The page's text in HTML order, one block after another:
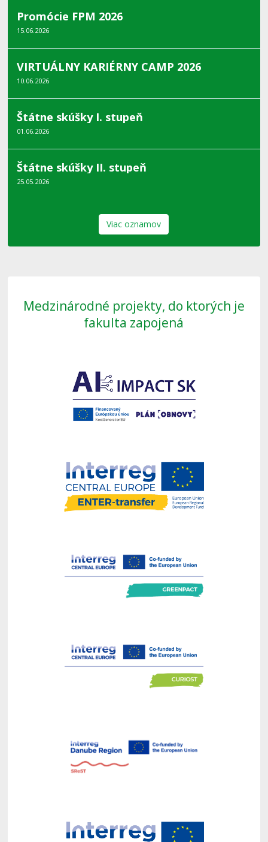
Promócie FPM 2026
15.06.2026
VIRTUÁLNY KARIÉRNY CAMP 2026
10.06.2026
Štátne skúšky I. stupeň
01.06.2026
Štátne skúšky II. stupeň
25.05.2026
Viac oznamov
Medzinárodné projekty, do ktorých je
fakulta zapojená